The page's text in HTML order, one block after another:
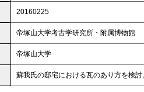
20160225
帝塚山大学考古学研究所・附属博物館
帝塚山大学
蘇我氏の邸宅における瓦のあり方を検討